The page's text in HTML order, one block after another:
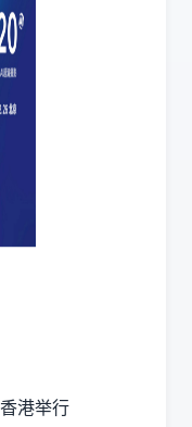
港举行